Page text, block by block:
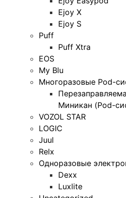
Ejoy X
Ejoy S
Puff
Puff Xtra
EOS
My Blu
Многоразовые Pod-
Миникан (Pod-
VOZOL STAR
LOGIC
Juul
Relx
Одноразовые
Dexx
Luxlite